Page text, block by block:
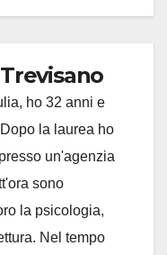
ho 32 anni e
la laurea ho
un'agenzia
sono
la psicologia,
Nel tempo